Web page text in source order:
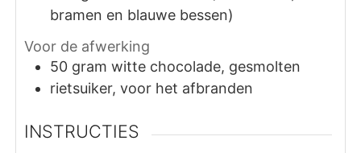
bramen en blauwe bessen)
Voor de afwerking
50 gram witte chocolade, gesmolten
rietsuiker, voor het afbranden
INSTRUCTIES